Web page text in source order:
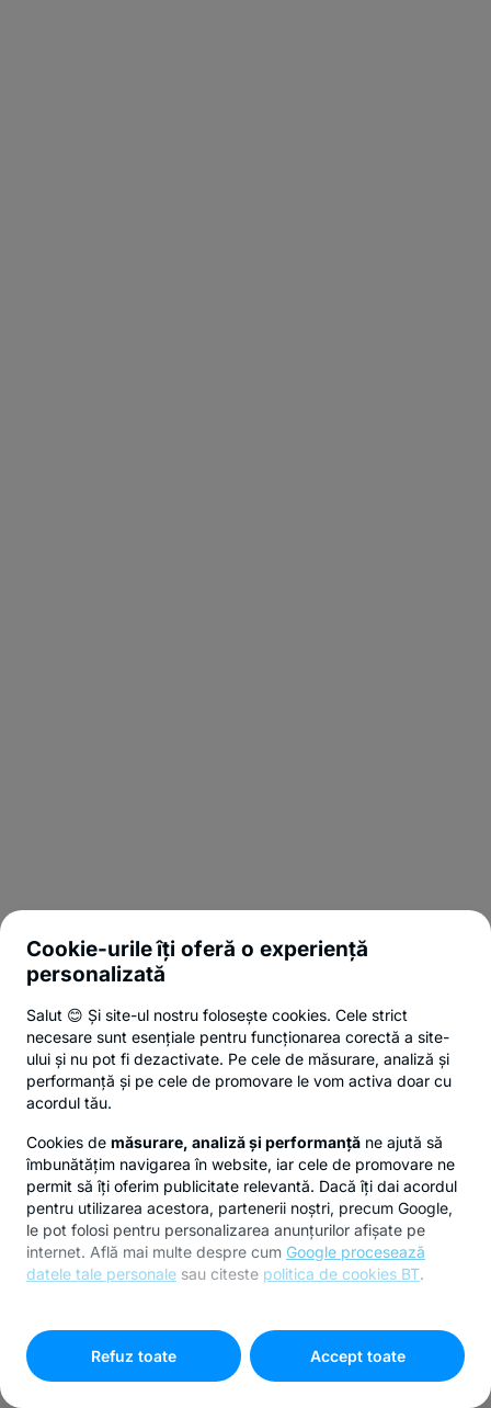
Cookie-urile îți oferă o experiență
personalizată
Salut 😊 Și site-ul nostru folosește cookies. Cele strict
necesare sunt esențiale pentru funcționarea corectă a site-
ului și nu pot fi dezactivate. Pe cele de măsurare, analiză și
performanță și pe cele de promovare le vom activa doar cu
acordul tău.
Cookies de măsurare, analiză și performanță ne ajută să
îmbunătățim navigarea în website, iar cele de promovare ne
permit să îți oferim publicitate relevantă. Dacă îți dai acordul
pentru utilizarea acestora, partenerii noștri, precum Google,
le pot folosi pentru personalizarea anunțurilor afișate pe
internet. Află mai multe despre cum Google procesează
datele tale personale sau citeste politica de cookies BT.
cookies"
Refuz toate
Accept toate